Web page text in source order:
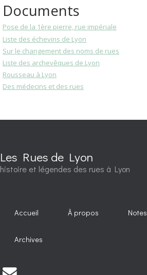
Documents
Pose de la 1ère pierre, rue impériale
Liste des échevins de Lyon
Sur le changement des noms de rues
Liste des archevêques de Lyon
Rousseau à Lyon
Des médecins et des rues
Les Rues de Lyon
histoire et légendes des rues à Lyon
Accueil À propos Notes
Archives